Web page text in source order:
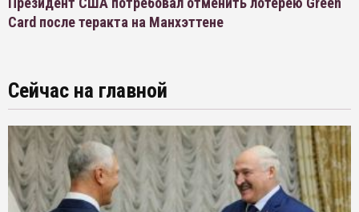
Card после теракта на Манхэттене
Сейчас на главной